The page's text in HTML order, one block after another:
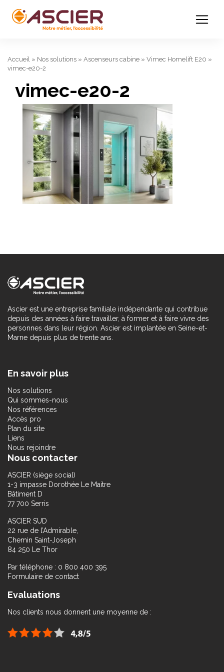
Accueil » Nos solutions » Ascenseurs cabine » Vimec Homelift E20 »
vimec-e20-2
vimec-e20-2
Ascier est une entreprise familiale indépendante qui contribue
depuis des années à faire travailler, à former et à faire vivre des
personnes dans leur région. Ascier est implantée en Seine-et-
Marne depuis plus de trente ans.
En savoir plus
Nos solutions
Qui sommes-nous
Nos références
Accès pro
Plan du site
Liens
Nous rejoindre
Nous contacter
ASCIER (siège social)
1-3 impasse Dorothée Le Maitre
Bâtiment D
77 700 Serris
ASCIER SUD
22 rue de l’Admirable,
Chemin Saint-Joseph
84 250 Le Thor
Par téléphone : 0 800 400 395
Formulaire de contact
Evaluations
Nos clients nous donnent une moyenne de :